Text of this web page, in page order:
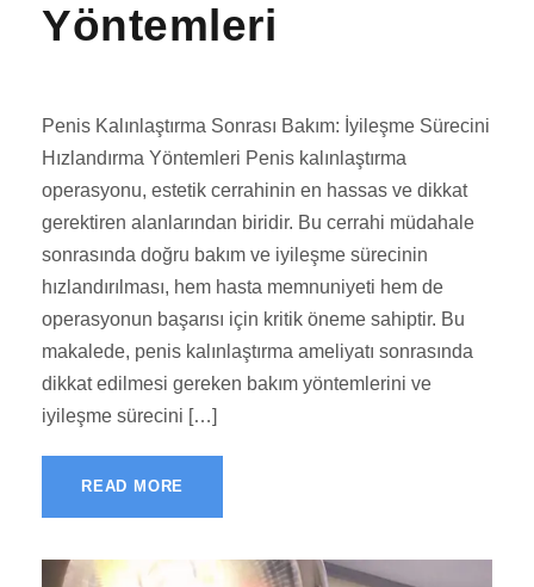
Yöntemleri
Penis Kalınlaştırma Sonrası Bakım: İyileşme Sürecini
Hızlandırma Yöntemleri Penis kalınlaştırma
operasyonu, estetik cerrahinin en hassas ve dikkat
gerektiren alanlarından biridir. Bu cerrahi müdahale
sonrasında doğru bakım ve iyileşme sürecinin
hızlandırılması, hem hasta memnuniyeti hem de
operasyonun başarısı için kritik öneme sahiptir. Bu
makalede, penis kalınlaştırma ameliyatı sonrasında
dikkat edilmesi gereken bakım yöntemlerini ve
iyileşme sürecini […]
READ MORE